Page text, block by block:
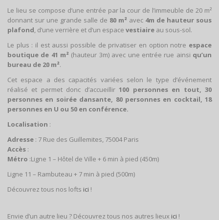
Le lieu se compose d’une entrée par la cour de l’immeuble de 20 m²
donnant sur une grande salle de 80 m² avec 4m de hauteur sous
plafond , d’une verrière et d’un espace vestiaire au sous-sol.
Le plus : il est aussi possible de privatiser en option notre espace
boutique de 41 m² (hauteur 3m) avec une entrée rue ainsi qu’un
bureau de 20 m².
Cet espace a des capacités variées selon le type d’événement
réalisé et permet donc d’accueillir100 personnes en tout, 30
personnes en soirée dansante, 80 personnes en cocktail, 18
personnes en U ou 50 en conférence.
Localisation :
Adresse : 7 Rue des Guillemites, 75004 Paris
Accès :
Métro :Ligne 1 – Hôtel de Ville + 6 min à pied (450m)
Ligne 11 – Rambuteau + 7 min à pied (500m)
Découvrez tous nos lofts ici !
Envie d’un autre lieu ? Découvrez tous nos autres lieux ici !